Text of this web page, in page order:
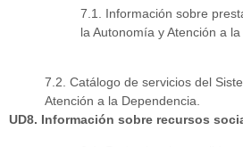
7.1. Información sobre
la Autonomía y Atención a la
7.2. Catálogo de servicios del
Atención a la Dependencia.
UD8. Información sobre recursos